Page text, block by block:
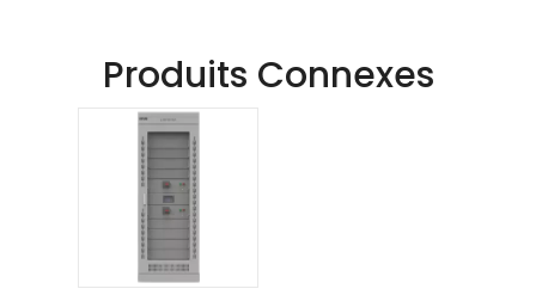
Produits Connexes